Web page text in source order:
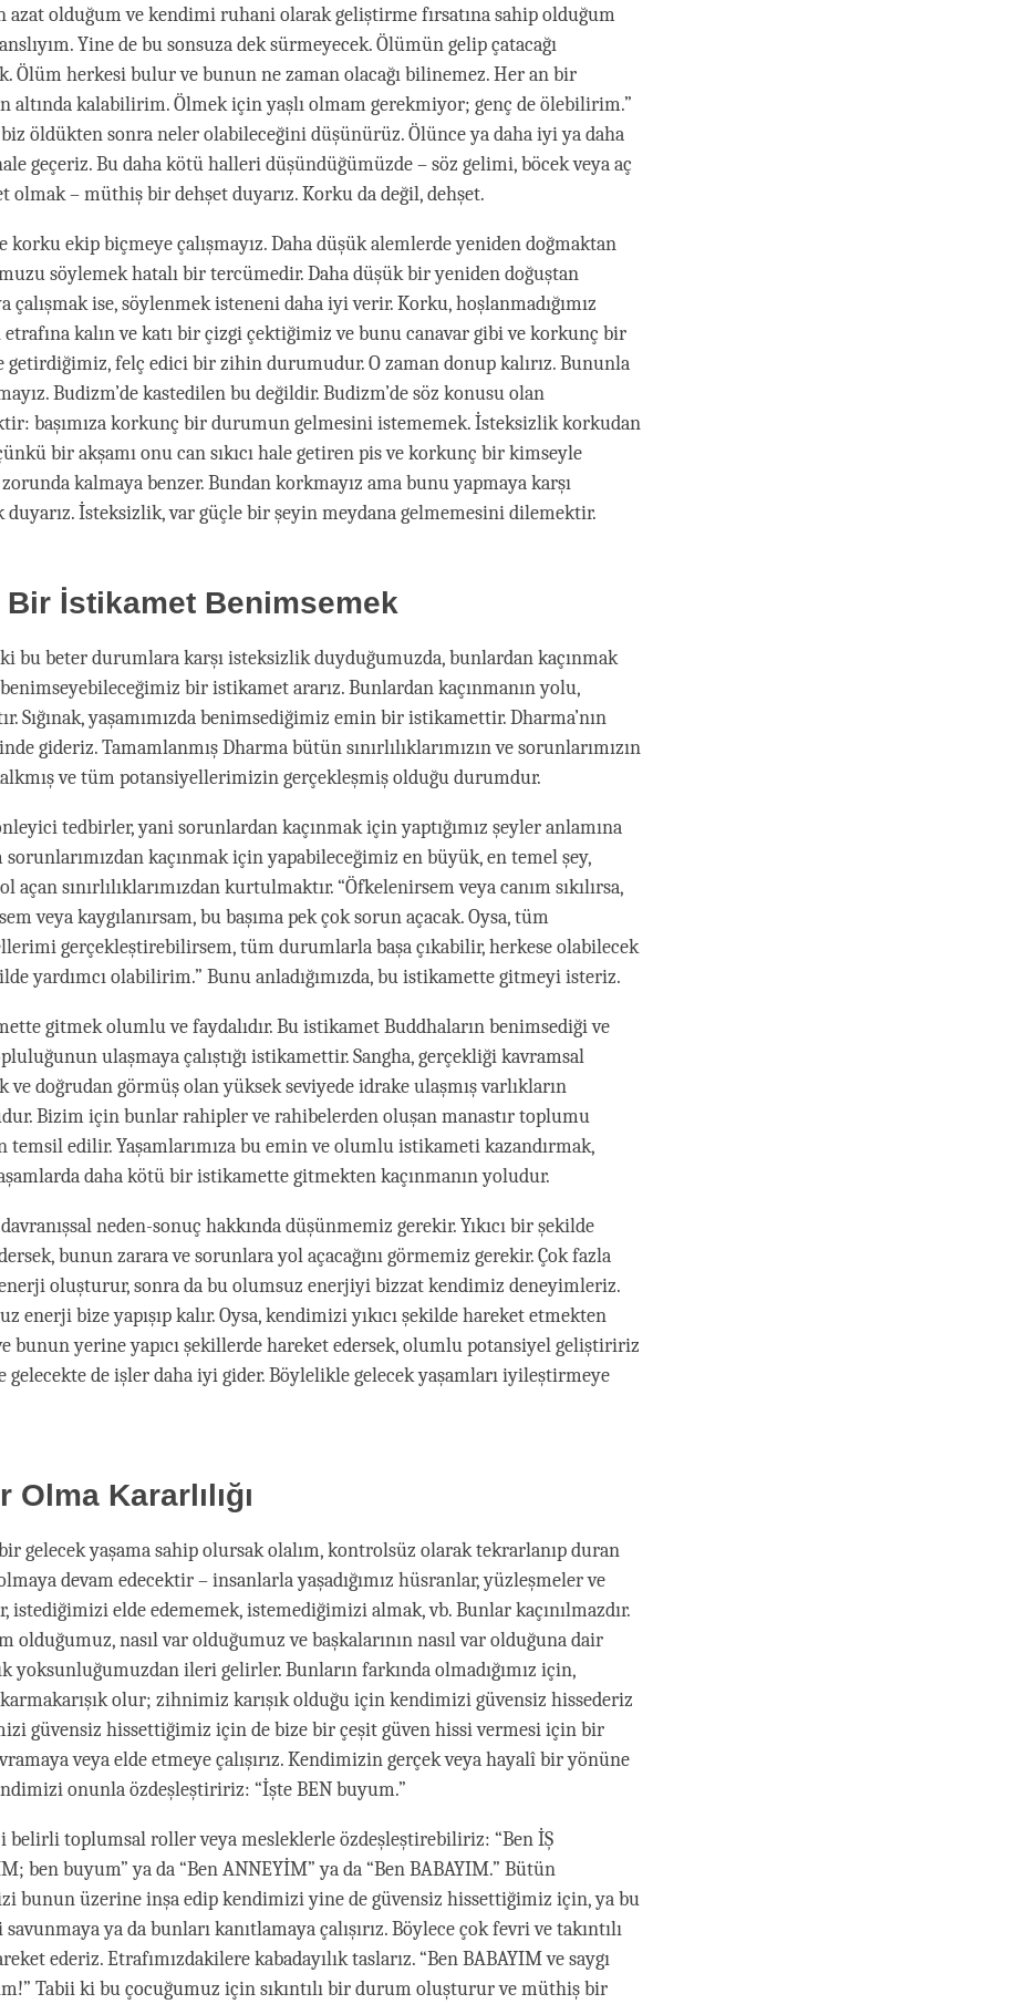
azat olduğum ve kendimi ruhani olarak geliştirme fırsatına sahip olduğum
Yine de bu sonsuza dek sürmeyecek. Ölümün gelip çatacağı
Ölüm herkesi bulur ve bunun ne zaman olacağı bilinemez. Her an bir
altında kalabilirim. Ölmek için yaşlı olmam gerekmiyor; genç de ölebilirim.”
biz öldükten sonra neler olabileceğini düşünürüz. Ölünce ya daha iyi ya daha
geçeriz. Bu daha kötü halleri düşündüğümüzde – söz gelimi, böcek veya aç
olmak – müthiş bir dehşet duyarız. Korku da değil, dehşet.
korku ekip biçmeye çalışmayız. Daha düşük alemlerde yeniden doğmaktan
söylemek hatalı bir tercümedir. Daha düşük bir yeniden doğuştan
çalışmak ise, söylenmek isteneni daha iyi verir. Korku, hoşlanmadığımız
kalın ve katı bir çizgi çektiğimiz ve bunu canavar gibi ve korkunç bir
getirdiğimiz, felç edici bir zihin durumudur. O zaman donup kalırız. Bununla
Budizm’de kastedilen bu değildir. Budizm’de söz konusu olan
başımıza korkunç bir durumun gelmesini istememek. İsteksizlik korkudan
bir akşamı onu can sıkıcı hale getiren pis ve korkunç bir kimseyle
kalmaya benzer. Bundan korkmayız ama bunu yapmaya karşı
İsteksizlik, var güçle bir şeyin meydana gelmemesini dilemektir.
Bir İstikamet Benimsemek
bu beter durumlara karşı isteksizlik duyduğumuzda, bunlardan kaçınmak
bir istikamet ararız. Bunlardan kaçınmanın yolu,
Sığınak, yaşamımızda benimsediğimiz emin bir istikamettir. Dharma’nın
gideriz. Tamamlanmış Dharma bütün sınırlılıklarımızın ve sorunlarımızın
ve tüm potansiyellerimizin gerçekleşmiş olduğu durumdur.
tedbirler, yani sorunlardan kaçınmak için yaptığımız şeyler anlamına
sorunlarımızdan kaçınmak için yapabileceğimiz en büyük, en temel şey,
açan sınırlılıklarımızdan kurtulmaktır. “Öfkelenirsem veya canım sıkılırsa,
veya kaygılanırsam, bu başıma pek çok sorun açacak. Oysa, tüm
gerçekleştirebilirsem, tüm durumlarla başa çıkabilir, herkese olabilecek
yardımcı olabilirim.” Bunu anladığımızda, bu istikamette gitmeyi isteriz.
gitmek olumlu ve faydalıdır. Bu istikamet Buddhaların benimsediği ve
ulaşmaya çalıştığı istikamettir. Sangha, gerçekliği kavramsal
ve doğrudan görmüş olan yüksek seviyede idrake ulaşmış varlıkların
Bizim için bunlar rahipler ve rahibelerden oluşan manastır toplumu
temsil edilir. Yaşamlarımıza bu emin ve olumlu istikameti kazandırmak,
daha kötü bir istikamette gitmekten kaçınmanın yoludur.
neden-sonuç hakkında düşünmemiz gerekir. Yıkıcı bir şekilde
bunun zarara ve sorunlara yol açacağını görmemiz gerekir. Çok fazla
oluşturur, sonra da bu olumsuz enerjiyi bizzat kendimiz deneyimleriz.
enerji bize yapışıp kalır. Oysa, kendimizi yıkıcı şekilde hareket etmekten
bunun yerine yapıcı şekillerde hareket edersek, olumlu potansiyel geliştiririz
gelecekte de işler daha iyi gider. Böylelikle gelecek yaşamları iyileştirmeye
Olma Kararlılığı
gelecek yaşama sahip olursak olalım, kontrolsüz olarak tekrarlanıp duran
devam edecektir – insanlarla yaşadığımız hüsranlar, yüzleşmeler ve
istediğimizi elde edememek, istemediğimizi almak, vb. Bunlar kaçınılmazdır.
olduğumuz, nasıl var olduğumuz ve başkalarının nasıl var olduğuna dair
yoksunluğumuzdan ileri gelirler. Bunların farkında olmadığımız için,
olur; zihnimiz karışık olduğu için kendimizi güvensiz hissederiz
güvensiz hissettiğimiz için de bize bir çeşit güven hissi vermesi için bir
veya elde etmeye çalışırız. Kendimizin gerçek veya hayalî bir yönüne
onunla özdeşleştiririz: “İşte BEN buyum.”
belirli toplumsal roller veya mesleklerle özdeşleştirebiliriz: “Ben İŞ
ben buyum” ya da “Ben ANNEYİM” ya da “Ben BABAYIM.” Bütün
bunun üzerine inşa edip kendimizi yine de güvensiz hissettiğimiz için, ya bu
ya da bunları kanıtlamaya çalışırız. Böylece çok fevri ve takıntılı
ederiz. Etrafımızdakilere kabadayılık taslarız. “Ben BABAYIM ve saygı
Tabii ki bu çocuğumuz için sıkıntılı bir durum oluşturur ve müthiş bir